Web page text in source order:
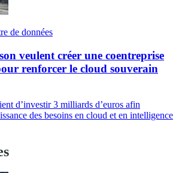
de données
veulent créer une coentreprise
renforcer le cloud souverain
d’investir 3 milliards d’euros afin
des besoins en cloud et en intelligence